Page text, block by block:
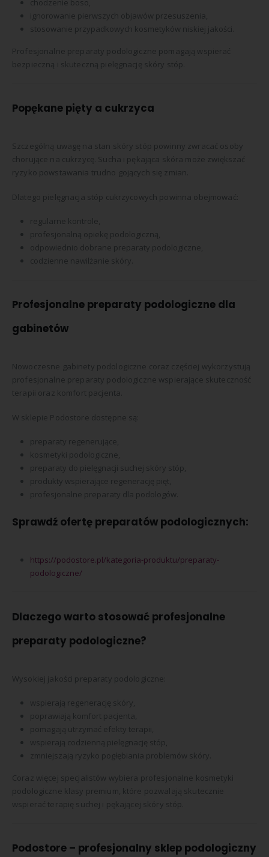
chodzenie boso,
ignorowanie pierwszych objawów przesuszenia,
stosowanie przypadkowych kosmetyków niskiej jakości.
Profesjonalne preparaty podologiczne pomagają wspierać
bezpieczną i skuteczną pielęgnację skóry stóp.
Popękane pięty a cukrzyca
Szczególną uwagę na stan skóry stóp powinny zwracać osoby
chorujące na cukrzycę. Sucha i pękająca skóra może zwiększać
ryzyko powstawania trudno gojących się zmian.
Dlatego pielęgnacja stóp cukrzycowych powinna obejmować:
regularne kontrole,
profesjonalną opiekę podologiczną,
odpowiednio dobrane preparaty podologiczne,
codzienne nawilżanie skóry.
Profesjonalne preparaty podologiczne dla
gabinetów
Nowoczesne gabinety podologiczne coraz częściej wykorzystują
profesjonalne preparaty podologiczne wspierające skuteczność
terapii oraz komfort pacjenta.
W sklepie Podostore dostępne są:
preparaty regenerujące,
kosmetyki podologiczne,
preparaty do pielęgnacji suchej skóry stóp,
produkty wspierające regenerację pięt,
profesjonalne preparaty dla podologów.
Sprawdź ofertę preparatów podologicznych:
https://podostore.pl/kategoria-produktu/preparaty-
podologiczne/
Dlaczego warto stosować profesjonalne
preparaty podologiczne?
Wysokiej jakości preparaty podologiczne:
wspierają regenerację skóry,
poprawiają komfort pacjenta,
pomagają utrzymać efekty terapii,
wspierają codzienną pielęgnację stóp,
zmniejszają ryzyko pogłębiania problemów skóry.
Coraz więcej specjalistów wybiera profesjonalne kosmetyki
podologiczne klasy premium, które pozwalają skutecznie
wspierać terapię suchej i pękającej skóry stóp.
Podostore – profesjonalny sklep podologiczny